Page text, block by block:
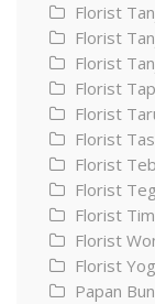
Florist
Florist
Florist
Florist
Florist
Florist
Florist
Florist
Florist
Florist
Florist
Papan